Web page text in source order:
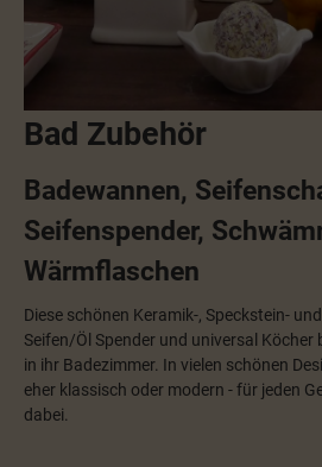
Bad Zubehör
Badewannen,
Seifenspender,
Wärmflaschen
Diese schönen Keramik-, Speckstein-
Seifen/Öl Spender und universal Köcher
in ihr Badezimmer. In vielen schönen
eher klassisch oder modern - für jeden
dabei.